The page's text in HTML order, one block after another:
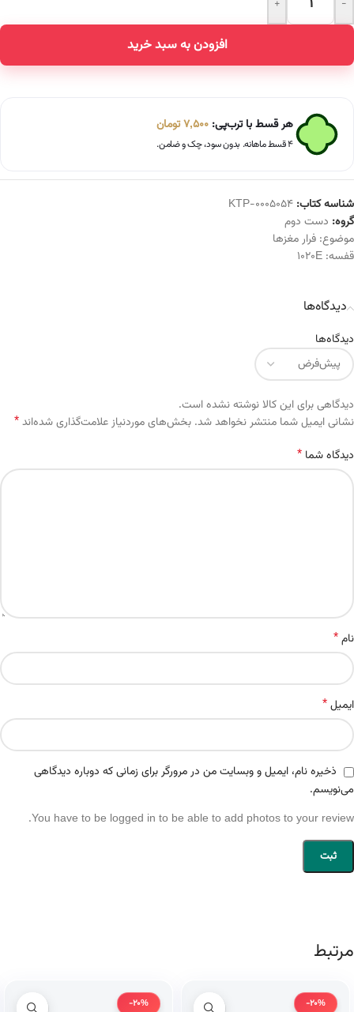
-
+
افزودن به سبد خرید
Alternative:
هر قسط با ترب‌پی: 7,500تومان
۴ قسط ماهانه. بدون سود، چک و ضامن.
شناسه کتاب: KTP-0005054
گروه: دست دوم
موضوع: فرار مغزها
قفسه: 1020E
دیدگاه‌ها
دیدگاه‌ها
دیدگاهی برای این کالا نوشته نشده است.
نشانی ایمیل شما منتشر نخواهد شد. بخش‌های موردنیاز علامت‌گذاری شده‌اند*
دیدگاه شما *
نام*
ایمیل*
ذخیره نام، ایمیل و وبسایت من در مرورگر برای زمانی که دوباره دیدگاهی
می‌نویسم.
You have to be logged in to be able to add photos to your review.
Alternative:
مرتبط
-20%
-20%